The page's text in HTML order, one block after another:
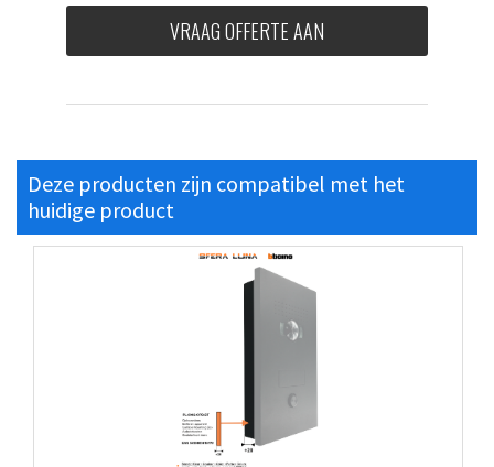
VRAAG OFFERTE AAN
Deze producten zijn compatibel met het
huidige product